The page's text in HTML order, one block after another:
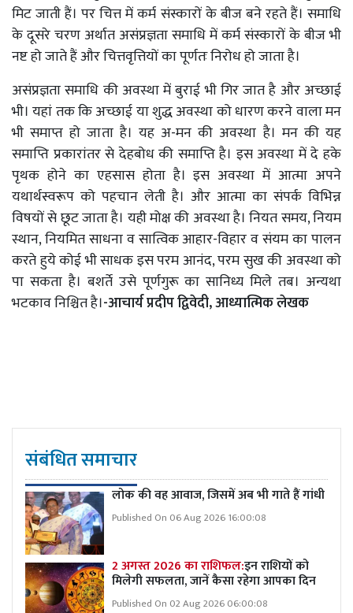
मिट जाती हैं। पर चित्त में कर्म संस्कारों के बीज बने रहते हैं। समाधि
के दूसरे चरण अर्थात असंप्रज्ञता समाधि में कर्म संस्कारों के बीज भी
नष्ट हो जाते हैं और चित्तवृत्तियों का पूर्णतः निरोध हो जाता है।
असंप्रज्ञता समाधि की अवस्था में बुराई भी गिर जात है और अच्छाई
भी। यहां तक कि अच्छाई या शुद्ध अवस्था को धारण करने वाला मन
भी समाप्त हो जाता है। यह अ-मन की अवस्था है। मन की यह
समाप्ति प्रकारांतर से देहबोध की समाप्ति है। इस अवस्था में दे हके
पृथक होने का एहसास होता है। इस अवस्था में आत्मा अपने
यथार्थस्वरूप को पहचान लेती है। और आत्मा का संपर्क विभिन्न
विषयों से छूट जाता है। यही मोक्ष की अवस्था है। नियत समय, नियम
स्थान, नियमित साधना व सात्विक आहार-विहार व संयम का पालन
करते हुये कोई भी साधक इस परम आनंद, परम सुख की अवस्था को
पा सकता है। बशर्ते उसे पूर्णगुरू का सानिध्य मिले तब। अन्यथा
भटकाव निश्चित है।-आचार्य प्रदीप द्विवेदी, आध्यात्मिक लेखक
संबंधित समाचार
लोक की वह आवाज, जिसमें अब भी गाते हैं गांधी
Published On 06 Aug 2026 16:00:08
2 अगस्त 2026 का राशिफल:इन राशियों को
मिलेगी सफलता, जानें कैसा रहेगा आपका दिन
Published On 02 Aug 2026 06:00:08